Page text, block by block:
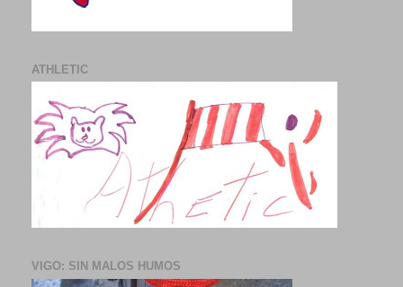
ATHLETIC
VIGO: SIN MALOS HUMOS